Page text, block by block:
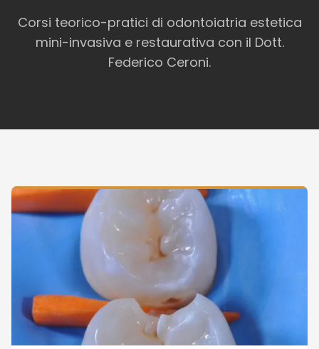
Orto-Restaurativa
Corsi teorico-pratici di odontoiatria estetica
mini-invasiva e restaurativa con il Dott.
Federico Ceroni.